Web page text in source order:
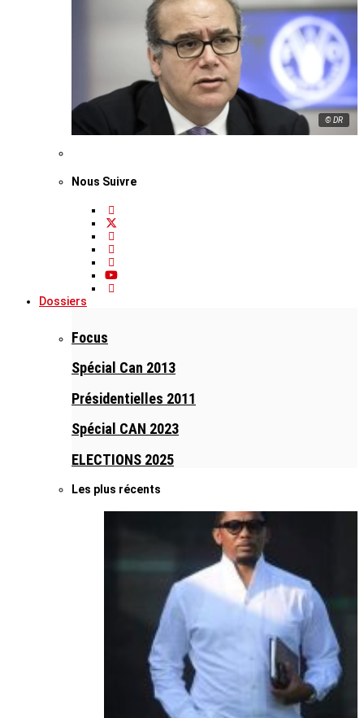
© DR
Nous Suivre
Dossiers
Focus
Spécial Can 2013
Présidentielles 2011
Spécial CAN 2023
ELECTIONS 2025
Les plus récents